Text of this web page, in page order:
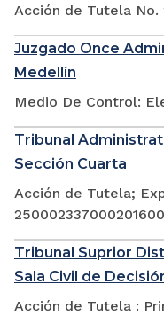
Acción de Tutela No.
Juzgado Once
Medellín
Medio De Control:
Tribunal
Sección Cuarta
Acción de Tutela;
Tribunal Suprior
Sala Civil de
Acción de Tutela :